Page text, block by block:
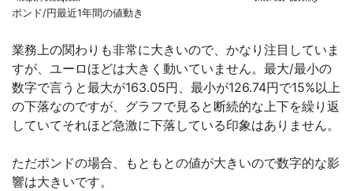
ポンド/円最近1年間の値動き
業務上の関わりも非常に大きいので、かなり注目していま
すが、ユーロほどは大きく動いていません。最大/最小の
数字で言うと最大が163.05円、最小が126.74円で15%以上
の下落なのですが、グラフで見ると断続的な上下を繰り返
していてそれほど急激に下落している印象はありません。
ただポンドの場合、もともとの値が大きいので数字的な影
響は大きいです。